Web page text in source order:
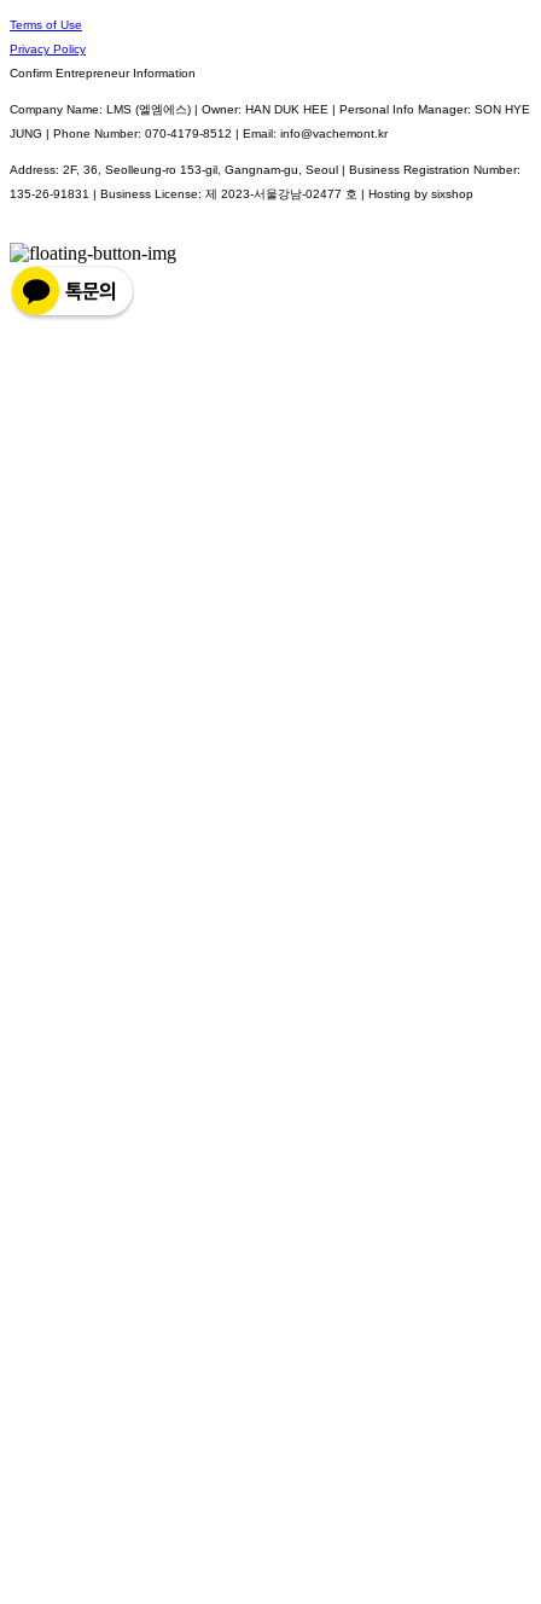
Terms of Use
Privacy Policy
Confirm Entrepreneur Information
Company Name: LMS (엘엠에스) | Owner: HAN DUK HEE | Personal Info Manager: SON HYE
JUNG | Phone Number: 070-4179-8512 | Email: info@vachemont.kr
Address: 2F, 36, Seolleung-ro 153-gil, Gangnam-gu, Seoul | Business Registration Number:
135-26-91831 | Business License: 제 2023-서울강남-02477 호 | Hosting by sixshop